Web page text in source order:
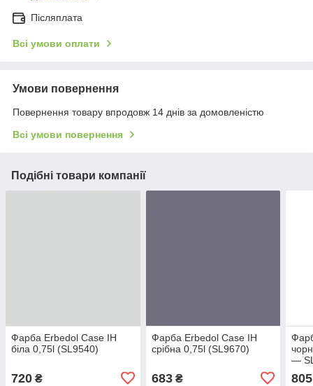
Післяплата
Всі умови оплати
Умови повернення
Повернення товару впродовж 14 днів за домовленістю
Всі умови повернення
Подібні товари компанії
Фарба Erbedol Case IH
біла 0,75l (SL9540)
720 ₴
Фарба Erbedol Case IH
срібна 0,75l (SL9670)
683₴
—
805